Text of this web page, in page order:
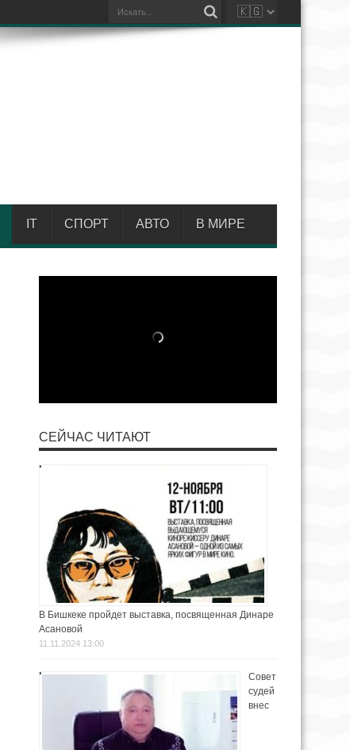
IT СПОРТ АВТО В МИРЕ
СЕЙЧАС ЧИТАЮТ
В Бишкеке пройдет выставка, посвященная Динаре
Асановой
11.11.2024 13:00
Совет
судей
внес